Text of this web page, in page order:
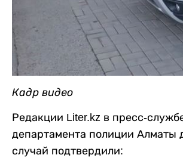
Кадр видео
Редакции Liter.kz в пресс-
департамента полиции Алматы
случай подтвердили: